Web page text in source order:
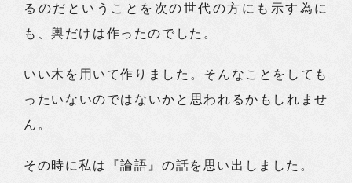
るのだということを次の世代の方にも示す為に
も、輿だけは作ったのでした。
いい木を用いて作りました。そんなことをしても
ったいないのではないかと思われるかもしれませ
ん。
その時に私は『論語』の話を思い出しました。